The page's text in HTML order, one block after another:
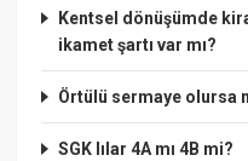
Kentsel dönüşümde
ikamet şartı var mı?
Örtülü sermaye olursa
SGK lılar 4A mı 4B mi?